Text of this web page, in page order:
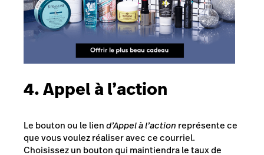
4. Appel à l’action
Le bouton ou le liend’Appel à l’action représente ce
que vous voulez réaliser avec ce courriel.
Choisissez un bouton qui maintiendra le taux de